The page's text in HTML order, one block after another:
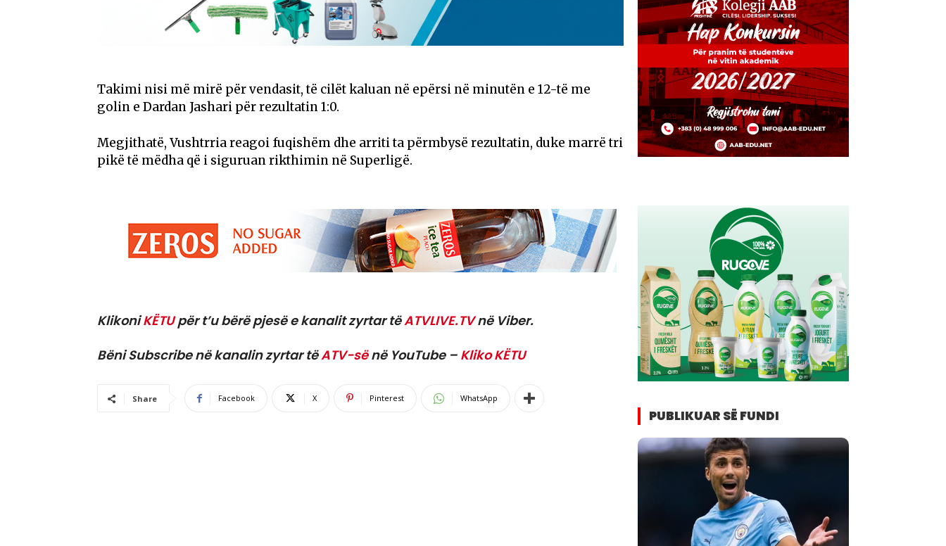
Takimi nisi më mirë për vendasit, të cilët kaluan në epërsi në minutën e 12-të me
golin e Dardan Jashari për rezultatin 1:0.
Megjithatë, Vushtrria reagoi fuqishëm dhe arriti ta përmbysë rezultatin, duke marrë tri
pikë të mëdha që i siguruan rikthimin në Superligë.
KlikoniKËTUpër t’u bërë pjesë e kanalit zyrtar tëATVLIVE.TVnë Viber.
Bëni Subscribe në kanalin zyrtar tëATV-sënë YouTube – Kliko KËTU
Share Facebook X Pinterest WhatsApp
PUBLIKUAR SË FUNDI